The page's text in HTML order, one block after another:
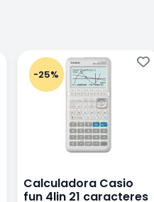
-25%
Calculadora Casio
fun 4lin 21 caracteres